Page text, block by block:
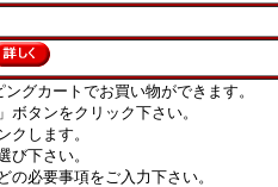
グカートでお買い物ができます。
タンをクリック下さい。
します。
下さい。
必要事項をご入力下さい。